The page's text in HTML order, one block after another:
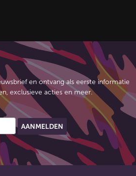
en ontvang als eerste informatie
exclusieve acties en meer.